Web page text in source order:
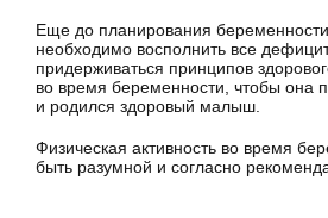
Еще до планирования
необходимо восполнить все
придерживаться принципов
во время беременности, чтобы она
и родился здоровый малыш.
Физическая активность во время
быть разумной и согласно